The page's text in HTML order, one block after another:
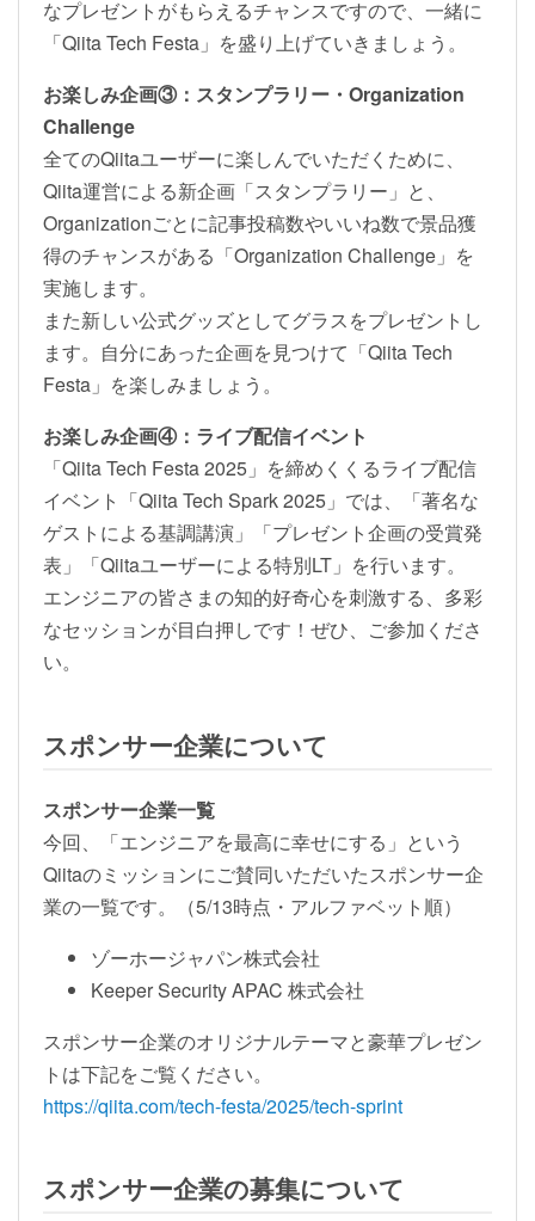
なプレゼントがもらえるチャンスですので、一緒に
「Qiita Tech Festa」を盛り上げていきましょう。
お楽しみ企画③：スタンプラリー・Organization
Challenge
全てのQiitaユーザーに楽しんでいただくために、
Qiita運営による新企画「スタンプラリー」と、
Organizationごとに記事投稿数やいいね数で景品獲
得のチャンスがある「Organization Challenge」を
実施します。
また新しい公式グッズとしてグラスをプレゼントし
ます。自分にあった企画を見つけて「Qiita Tech
Festa」を楽しみましょう。
お楽しみ企画④：ライブ配信イベント
「Qiita Tech Festa 2025」を締めくくるライブ配信
イベント「Qiita Tech Spark 2025」では、「著名な
ゲストによる基調講演」「プレゼント企画の受賞発
表」「Qiitaユーザーによる特別LT」を行います。
エンジニアの皆さまの知的好奇心を刺激する、多彩
なセッションが目白押しです！ぜひ、ご参加くださ
い。
スポンサー企業について
スポンサー企業一覧
今回、「エンジニアを最高に幸せにする」という
Qiitaのミッションにご賛同いただいたスポンサー企
業の一覧です。（5/13時点・アルファベット順）
ゾーホージャパン株式会社
Keeper Security APAC 株式会社
スポンサー企業のオリジナルテーマと豪華プレゼン
トは下記をご覧ください。
https://qiita.com/tech-festa/2025/tech-sprint
スポンサー企業の募集について